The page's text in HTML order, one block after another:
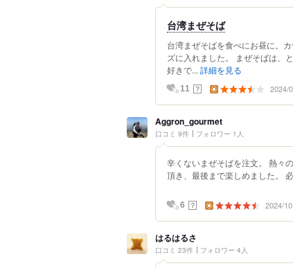
台湾まぜそば
台湾まぜそばを食べにお昼に。
ズに入れました。 まぜそばは、
好きで... 詳細を見る
11 ？ 2024/
Aggron_gourmet
口コミ 9件 フォロワー 1人
辛くないまぜそばを注文。 熱々
頂き、最後まで楽しめました。
6 ？ 2024/
はるはるさ
口コミ 23件 フォロワー 4人